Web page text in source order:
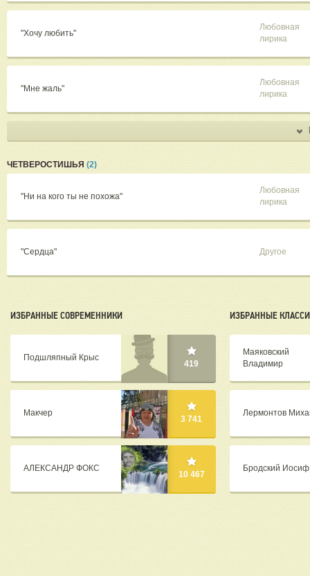
"Хочу любить"
Любовная
лирика
"Мне жаль"
Любовная
лирика
ЧЕТВЕРОСТИШЬЯ (2)
"Ни на кого ты не похожа"
Любовная
лирика
"Сердца" Другое
ИЗБРАННЫЕ СОВРЕМЕННИКИ
Подшляпный Крыс
419
Макчер
3 741
АЛЕКСАНДР ФОКС
10 467
ИЗБРАННЫЕ
Маяковский
Владимир
Лермонтов
Бродский Иосиф